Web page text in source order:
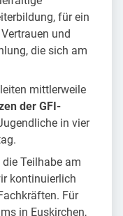
für ein
und
die sich am
mittlerweile
der GFI-
in vier
Teilhabe am
kontinuierlich
Für
in Euskirchen,